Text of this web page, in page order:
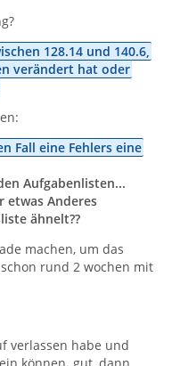
128.14 und 140.6,
verändert hat oder
Fall eine Fehlers eine
Aufgabenlisten...
etwas Anderes
ähnelt??
machen, um das
rund 2 wochen mit
verlassen habe und